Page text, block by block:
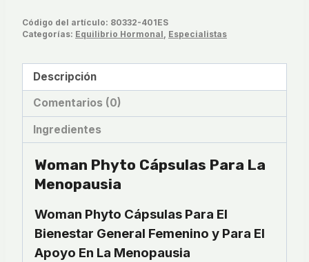
Para
Menopausia
cantidad
Código del artículo: 80332-401ES
Categorías: Equilibrio Hormonal, Especialistas
Descripción
Comentarios (0)
Ingredientes
Woman Phyto Cápsulas Para La
Menopausia
Woman Phyto Cápsulas Para El
Bienestar General Femenino y Para El
Apoyo En La Menopausia